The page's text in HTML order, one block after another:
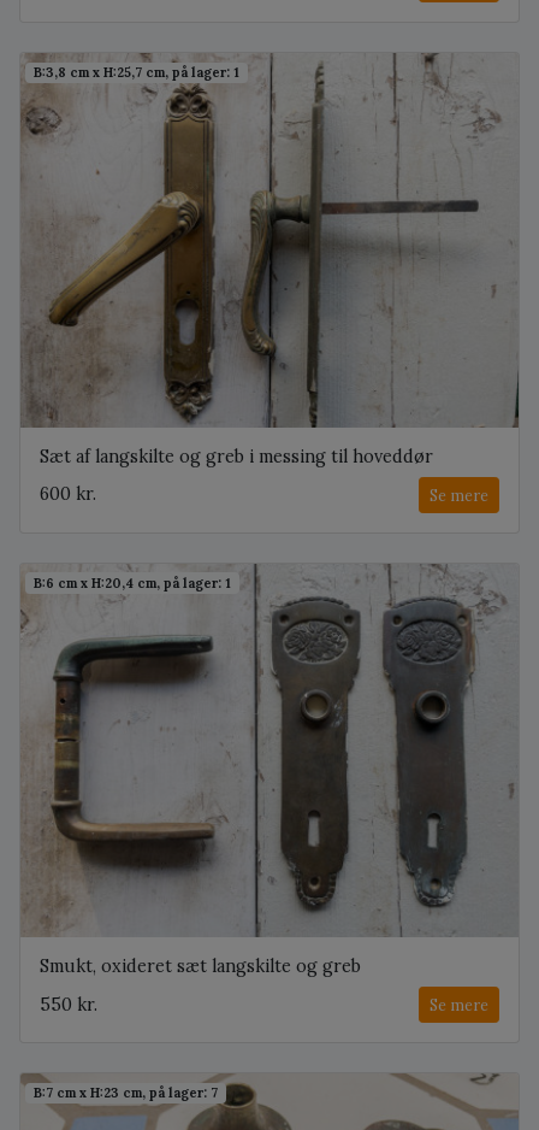
B:3,8 cm x H:25,7 cm, på lager: 1
Sæt af langskilte og greb i messing til hoveddør
600 kr.
Se mere
B:6 cm x H:20,4 cm, på lager: 1
Smukt, oxideret sæt langskilte og greb
550 kr.
Se mere
B:7 cm x H:23 cm, på lager: 7